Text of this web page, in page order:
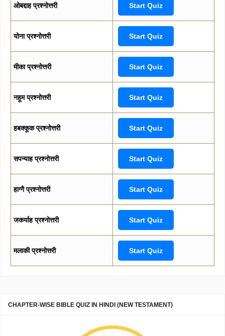
ओबद्दाह प्रश्नोत्तरी Start Quiz
योना प्रश्नोत्तरी Start Quiz
मीका प्रश्नोत्तरी Start Quiz
नहूम प्रश्नोत्तरी Start Quiz
हबक्कूक प्रश्नोत्तरी Start Quiz
सपन्याह प्रश्नोत्तरी Start Quiz
हाग्गै प्रश्नोत्तरी Start Quiz
जकर्याह प्रश्नोत्तरी Start Quiz
मलाकी प्रश्नोत्तरी Start Quiz
CHAPTER-WISE BIBLE QUIZ IN HINDI (NEW TESTAMENT)